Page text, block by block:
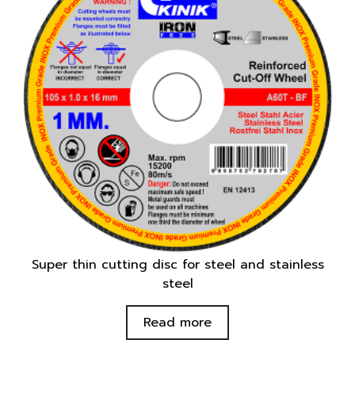
Super thin cutting disc for steel and stainless
steel
Read more